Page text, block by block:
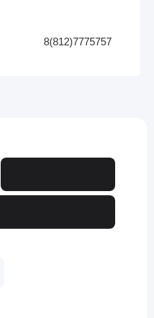
8(812)7775757